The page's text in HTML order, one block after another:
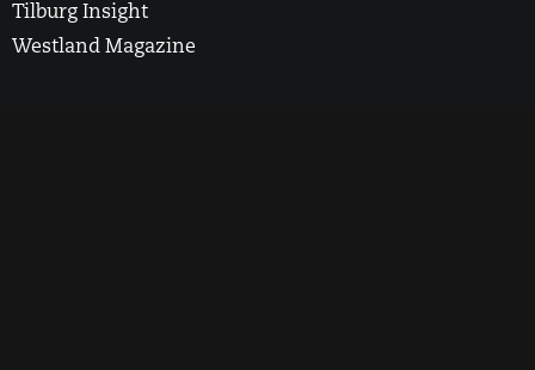
Tilburg Insight
Westland Magazine